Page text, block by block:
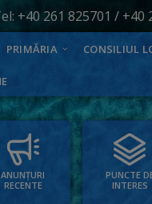
+40 261 825701 / +40
PRIMĂRIA CONSILIUL
ANUNȚURI
RECENTE
PUNCTE
INTERES